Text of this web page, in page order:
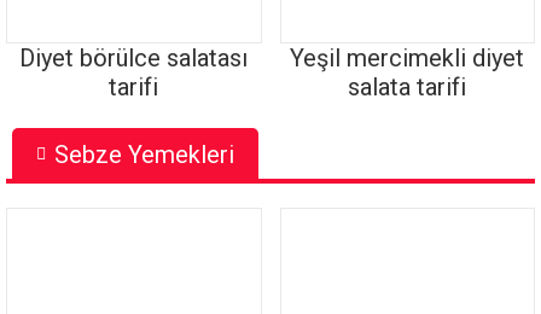
Diyet börülce salatası
tarifi
Yeşil mercimekli diyet
salata tarifi
Sebze Yemekleri